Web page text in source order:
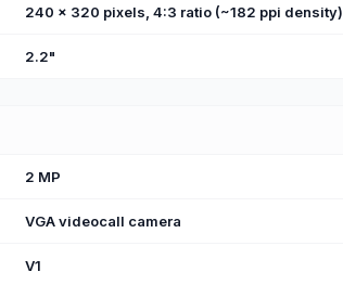
240 x 320 pixels, 4:3 ratio (~182 ppi density)
2.2"
2 MP
VGA videocall camera
V1